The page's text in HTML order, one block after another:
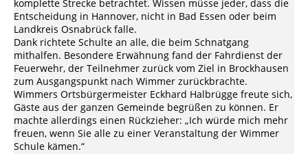
komplette Strecke betrachtet. Wissen müsse jeder, dass die
Entscheidung in Hannover, nicht in Bad Essen oder beim
Landkreis Osnabrück falle.
Dank richtete Schulte an alle, die beim Schnatgang
mithalfen. Besondere Erwähnung fand der Fahrdienst der
Feuerwehr, der Teilnehmer zurück vom Ziel in Brockhausen
zum Ausgangspunkt nach Wimmer zurückbrachte.
Wimmers Ortsbürgermeister Eckhard Halbrügge freute sich,
Gäste aus der ganzen Gemeinde begrüßen zu können. Er
machte allerdings einen Rückzieher: „Ich würde mich mehr
freuen, wenn Sie alle zu einer Veranstaltung der Wimmer
Schule kämen.“